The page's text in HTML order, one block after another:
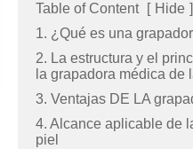
Table of Content [ Hide ]
1. ¿Qué es una
2. La estructura y el
la grapadora médica de
3. Ventajas DE LA
4. Alcance aplicable de
piel